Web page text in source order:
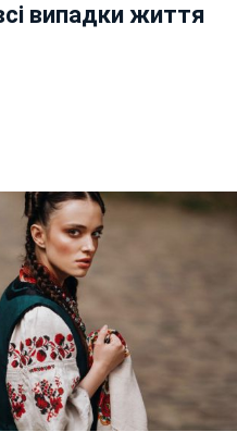
випадки життя